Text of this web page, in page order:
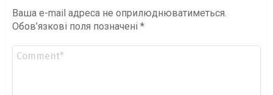
Ваша e-mail адреса не оприлюднюватиметься.
Обов’язкові поля позначені *
Коментар